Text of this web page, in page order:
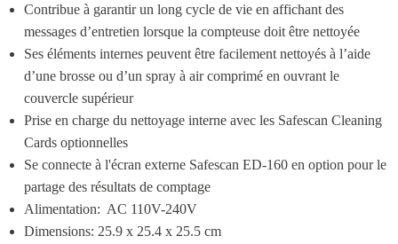
Contribue à garantir un long cycle de vie en affichant des
messages d’entretien lorsque la compteuse doit être nettoyée
Ses éléments internes peuvent être facilement nettoyés à l’aide
d’une brosse ou d’un spray à air comprimé en ouvrant le
couvercle supérieur
Prise en charge du nettoyage interne avec les Safescan Cleaning
Cards optionnelles
Se connecte à l'écran externe Safescan ED-160 en option pour le
partage des résultats de comptage
Alimentation:  AC 110V-240V
Dimensions: 25.9 x 25.4 x 25.5 cm